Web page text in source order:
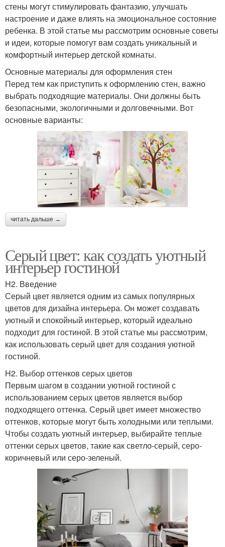
стены могут стимулировать фантазию, улучшать
настроение и даже влиять на эмоциональное состояние
ребенка. В этой статье мы рассмотрим основные советы
и идеи, которые помогут вам создать уникальный и
комфортный интерьер детской комнаты.
Основные материалы для оформления стен
Перед тем как приступить к оформлению стен, важно
выбрать подходящие материалы. Они должны быть
безопасными, экологичными и долговечными. Вот
основные варианты:
читать дальше →
Серый цвет: как создать уютный
интерьер гостиной
H2. Введение
Серый цвет является одним из самых популярных
цветов для дизайна интерьера. Он может создавать
уютный и спокойный интерьер, который идеально
подходит для гостиной. В этой статье мы рассмотрим,
как использовать серый цвет для создания уютной
гостиной.
H2. Выбор оттенков серых цветов
Первым шагом в создании уютной гостиной с
использованием серых цветов является выбор
подходящего оттенка. Серый цвет имеет множество
оттенков, которые могут быть холодными или теплыми.
Чтобы создать уютный интерьер, выбирайте теплые
оттенки серых цветов, такие как светло-серый, серо-
коричневый или серо-зеленый.